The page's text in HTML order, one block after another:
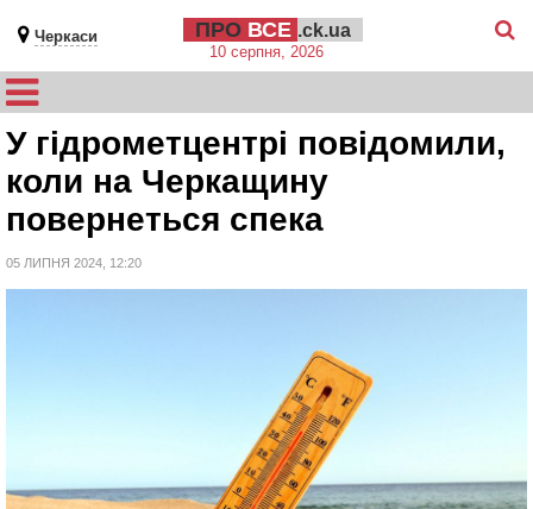
Черкаси ПРО ВСЕ .ck.ua
10 серпня, 2026
У гідрометцентрі повідомили,
коли на Черкащину
повернеться спека
05 ЛИПНЯ 2024, 12:20